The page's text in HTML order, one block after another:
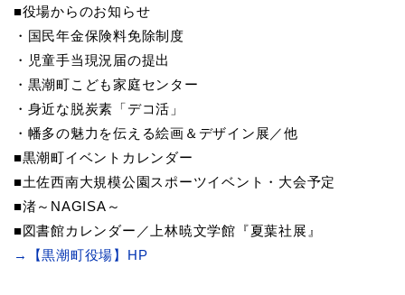
■役場からのお知らせ
・国民年金保険料免除制度
・児童手当現況届の提出
・黒潮町こども家庭センター
・身近な脱炭素「デコ活」
・幡多の魅力を伝える絵画＆デザイン展／他
■黒潮町イベントカレンダー
■土佐西南大規模公園スポーツイベント・大会予定
■渚～NAGISA～
■図書館カレンダー／上林暁文学館『夏葉社展』
→【黒潮町役場】HP